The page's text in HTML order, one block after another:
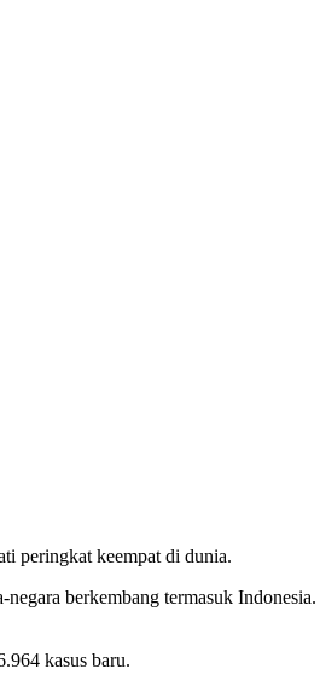
peringkat keempat di dunia.
berkembang termasuk Indonesia.
kasus baru.